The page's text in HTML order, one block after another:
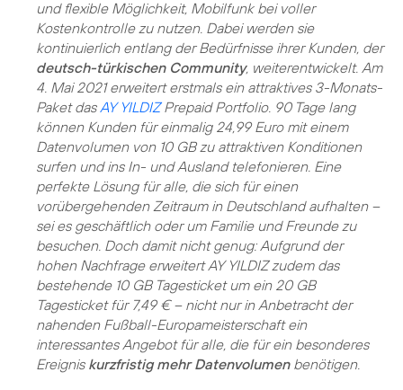
und flexible Möglichkeit, Mobilfunk bei voller
Kostenkontrolle zu nutzen. Dabei werden sie
kontinuierlich entlang der Bedürfnisse ihrer Kunden, der
deutsch-türkischen Community, weiterentwickelt. Am
4. Mai 2021 erweitert erstmals ein attraktives 3-Monats-
Paket das AY YILDIZPrepaid Portfolio. 90 Tage lang
können Kunden für einmalig 24,99 Euro mit einem
Datenvolumen von 10 GB zu attraktiven Konditionen
surfen und ins In- und Ausland telefonieren. Eine
perfekte Lösung für alle, die sich für einen
vorübergehenden Zeitraum in Deutschland aufhalten –
sei es geschäftlich oder um Familie und Freunde zu
besuchen. Doch damit nicht genug: Aufgrund der
hohen Nachfrage erweitert AY YILDIZ zudem das
bestehende 10 GB Tagesticket um ein 20 GB
Tagesticket für 7,49 € – nicht nur in Anbetracht der
nahenden Fußball-Europameisterschaft ein
interessantes Angebot für alle, die für ein besonderes
Ereignis kurzfristig mehr Datenvolumenbenötigen.